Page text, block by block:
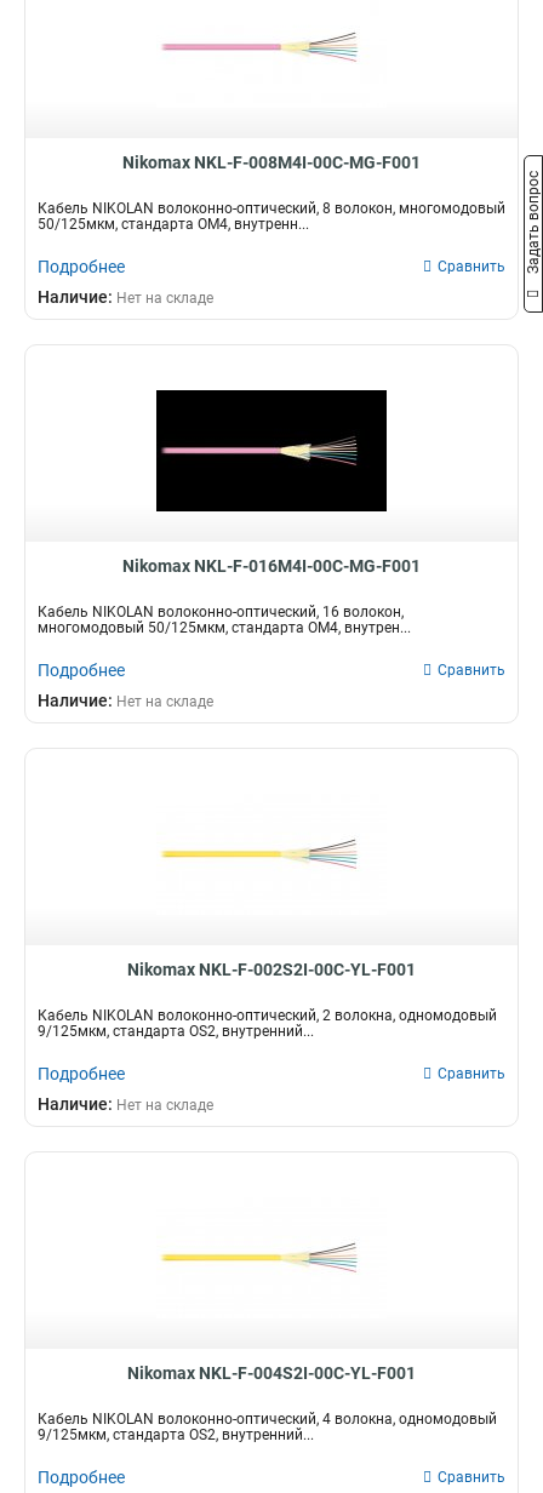
Nikomax NKL-F-008M4I-00C-MG-F001
Кабель NIKOLAN волоконно-оптический, 8 волокон, многомодовый
50/125мкм, стандарта ОМ4, внутренн...
Подробнее Сравнить
Наличие: Нет на складе
Nikomax NKL-F-016M4I-00C-MG-F001
Кабель NIKOLAN волоконно-оптический, 16 волокон,
многомодовый 50/125мкм, стандарта ОМ4, внутрен...
Подробнее Сравнить
Наличие: Нет на складе
Nikomax NKL-F-002S2I-00C-YL-F001
Кабель NIKOLAN волоконно-оптический, 2 волокна, одномодовый
9/125мкм, стандарта OS2, внутренний...
Подробнее Сравнить
Наличие: Нет на складе
Nikomax NKL-F-004S2I-00C-YL-F001
Кабель NIKOLAN волоконно-оптический, 4 волокна, одномодовый
9/125мкм, стандарта OS2, внутренний...
Подробнее Сравнить
Задать вопрос